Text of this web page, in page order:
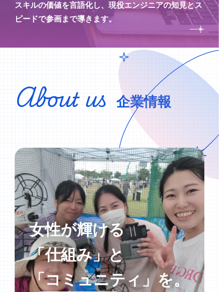
スキルの価値を言語化し、現役エンジニアの知見とス
ピードで参画まで導きます。
About us 企業情報
女性が輝ける
「仕組み」と
「コミュニティ」を。